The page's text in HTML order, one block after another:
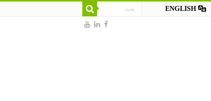
ENGLISH